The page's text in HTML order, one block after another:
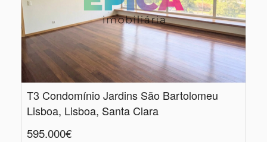
T3 Condomínio Jardins São Bartolomeu
Lisboa, Lisboa, Santa Clara
595.000€